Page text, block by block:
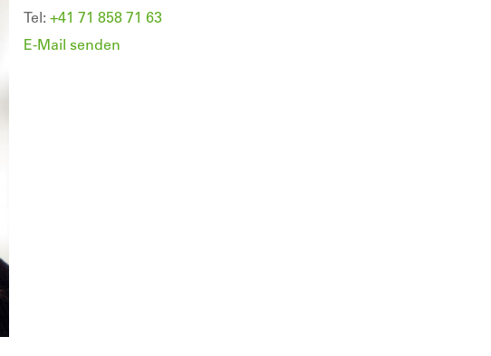
Tel: +41 71 858 71 63
E-Mail senden